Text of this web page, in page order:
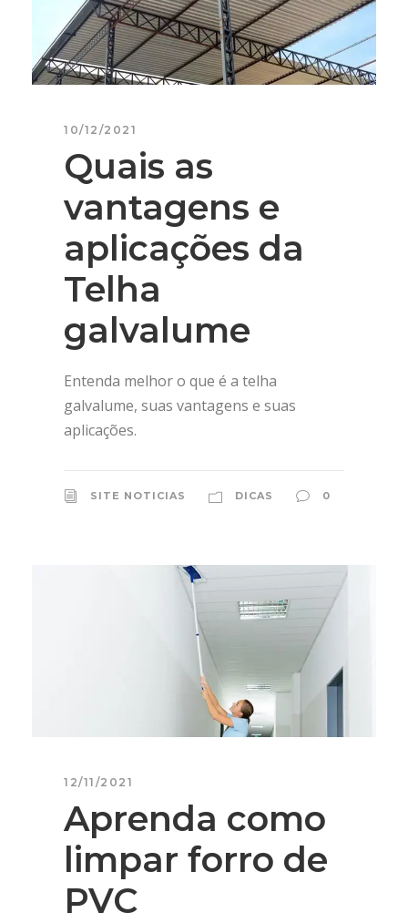
10/12/2021
Quais as
vantagens e
aplicações da
Telha
galvalume
Entenda melhor o que é a telha
galvalume, suas vantagens e suas
aplicações.
SITE NOTICIAS DICAS 0
12/11/2021
Aprenda como
limpar forro de
PVC